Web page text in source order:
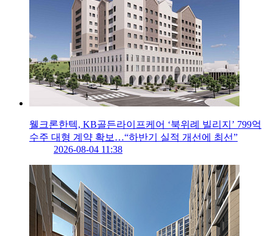
웰크론한텍, KB골든라이프케어 ‘북위례 빌리지’ 799억
수주 대형 계약 확보…“하반기 실적 개선에 최선”
2026-08-04 11:38